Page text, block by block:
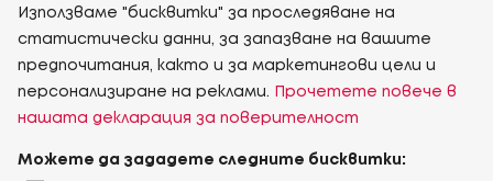
Използваме "бисквитки" за проследяване на
статистически данни, за запазване на вашите
предпочитания, както и за маркетингови цели и
персонализиране на реклами.
Прочетете повече в
нашата декларация за поверителност
Можете да зададете следните бисквитки: